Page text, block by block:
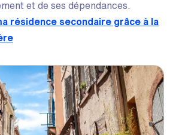
et de ses dépendances.
résidence secondaire grâce à la